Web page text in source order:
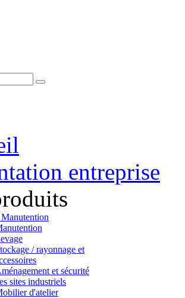
entreprise
/ rayonnage et
et sécurité
sites industriels
d'atelier